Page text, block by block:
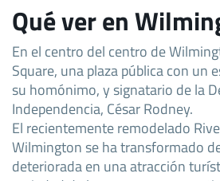
Qué ver en
En el centro del centro de
Square, una plaza pública con un
su homónimo, y signatario de la
Independencia, César Rodney.
El recientemente remodelado
Wilmington se ha transformado
deteriorada en una atracción